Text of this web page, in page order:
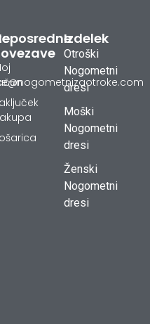
Izdelek
Otroški
Nogometni
dresi
Moški
Nogometni
dresi
Ženski
Nogometni
dresi